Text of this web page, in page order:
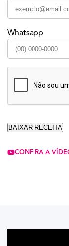
Whatsapp
CONFIRA A